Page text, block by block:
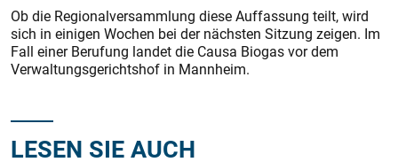
Ob die Regionalversammlung diese Auffassung teilt, wird
sich in einigen Wochen bei der nächsten Sitzung zeigen. Im
Fall einer Berufung landet die Causa Biogas vor dem
Verwaltungsgerichtshof in Mannheim.
LESEN SIE AUCH